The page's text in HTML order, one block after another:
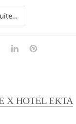
X HOTEL EKTA